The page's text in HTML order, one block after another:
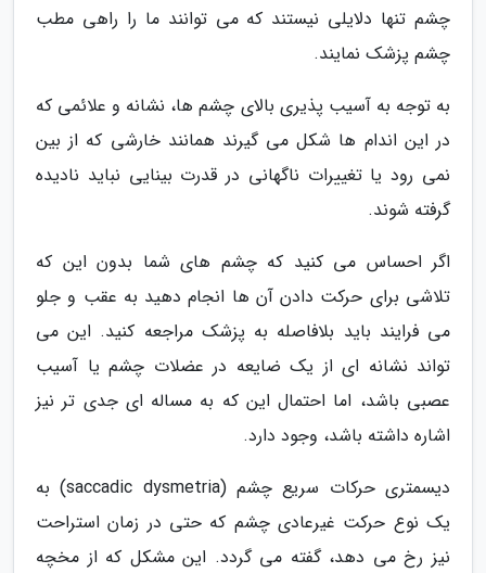
چشم تنها دلایلی نیستند که می توانند ما را راهی مطب
چشم پزشک نمایند.
به توجه به آسیب پذیری بالای چشم ها، نشانه و علائمی که
در این اندام ها شکل می گیرند همانند خارشی که از بین
نمی رود یا تغییرات ناگهانی در قدرت بینایی نباید نادیده
گرفته شوند.
اگر احساس می کنید که چشم های شما بدون این که
تلاشی برای حرکت دادن آن ها انجام دهید به عقب و جلو
می فرایند باید بلافاصله به پزشک مراجعه کنید. این می
تواند نشانه ای از یک ضایعه در عضلات چشم یا آسیب
عصبی باشد، اما احتمال این که به مساله ای جدی تر نیز
اشاره داشته باشد، وجود دارد.
دیسمتری حرکات سریع چشم (saccadic dysmetria) به
یک نوع حرکت غیرعادی چشم که حتی در زمان استراحت
نیز رخ می دهد، گفته می گردد. این مشکل که از مخچه